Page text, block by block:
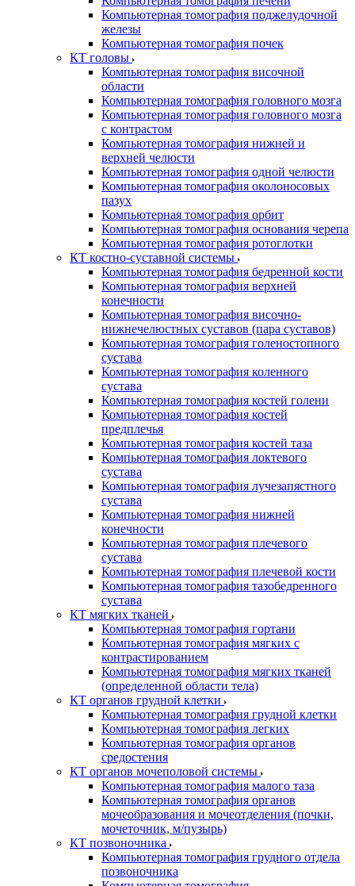
Компьютерная томография поджелудочной
железы
Компьютерная томография почек
КТ головы
Компьютерная томография височной
области
Компьютерная томография головного мозга
Компьютерная томография головного мозга
с контрастом
Компьютерная томография нижней и
верхней челюсти
Компьютерная томография одной челюсти
Компьютерная томография околоносовых
пазух
Компьютерная томография орбит
Компьютерная томография основания черепа
Компьютерная томография ротоглотки
КТ костно-суставной системы
Компьютерная томография бедренной кости
Компьютерная томография верхней
конечности
Компьютерная томография височно-
нижнечелюстных суставов (пара суставов)
Компьютерная томография голеностопного
сустава
Компьютерная томография коленного
сустава
Компьютерная томография костей голени
Компьютерная томография костей
предплечья
Компьютерная томография костей таза
Компьютерная томография локтевого
сустава
Компьютерная томография лучезапястного
сустава
Компьютерная томография нижней
конечности
Компьютерная томография плечевого
сустава
Компьютерная томография плечевой кости
Компьютерная томография тазобедренного
сустава
КТ мягких тканей
Компьютерная томография гортани
Компьютерная томография мягких с
контрастированием
Компьютерная томография мягких тканей
(определенной области тела)
КТ органов грудной клетки
Компьютерная томография грудной клетки
Компьютерная томография легких
Компьютерная томография органов
средостения
КТ органов мочеполовой системы
Компьютерная томография малого таза
Компьютерная томография органов
мочеобразования и мочеотделения (почки,
мочеточник, м/пузырь)
КТ позвоночника
Компьютерная томография грудного отдела
позвоночника